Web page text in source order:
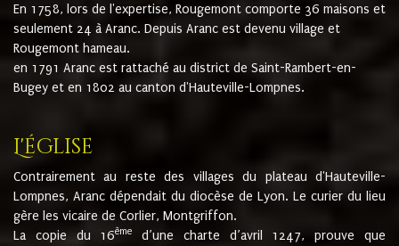
En 1758, lors de l'expertise, Rougemont comporte 36 maisons et
seulement 24 à Aranc. Depuis Aranc est devenu village et
Rougemont hameau.
en 1791 Aranc est rattaché au district de Saint-Rambert-en-
Bugey et en 1802 au canton d'Hauteville-Lompnes.
L'église
Contrairement au reste des villages du plateau d'Hauteville-
Lompnes, Aranc dépendait du diocèse de Lyon. Le curier du lieu
gère les vicaire de Corlier, Montgriffon.
La copie du 16ème
d’une charte d’avril 1247, prouve que